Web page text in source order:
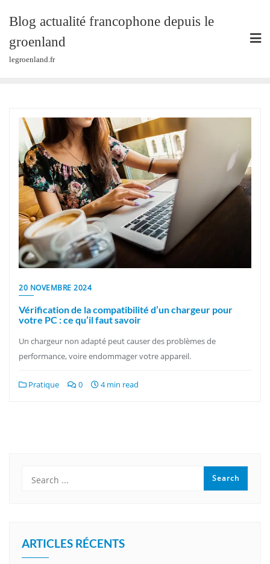
content
Blog actualité francophone depuis le
groenland
legroenland.fr
20 NOVEMBRE 2024
Vérification de la compatibilité d’un chargeur pour
votre PC : ce qu’il faut savoir
Un chargeur non adapté peut causer des problèmes de
performance, voire endommager votre appareil.
Pratique 0 4 min read
ARTICLES RÉCENTS